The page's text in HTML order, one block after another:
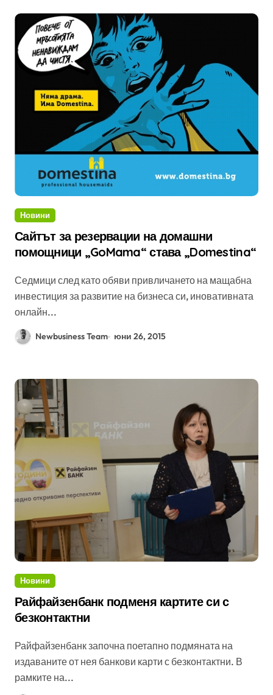
Новини
Сайтът за резервации на домашни
помощници „GoMama“ става „Domestina“
Седмици след като обяви привличането на мащабна
инвестиция за развитие на бизнеса си, иновативната
онлайн...
Newbusiness Team юни 26, 2015
Новини
Райфайзенбанк подменя картите си с
безконтактни
Райфайзенбанк започна поетапно подмяната на
издаваните от нея банкови карти с безконтактни. В
рамките на...